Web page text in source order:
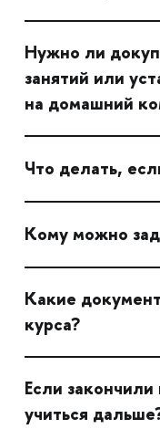
Нужно ли
занятий или
на домашний
Что делать,
Кому можно
Какие
курса?
Если
учиться